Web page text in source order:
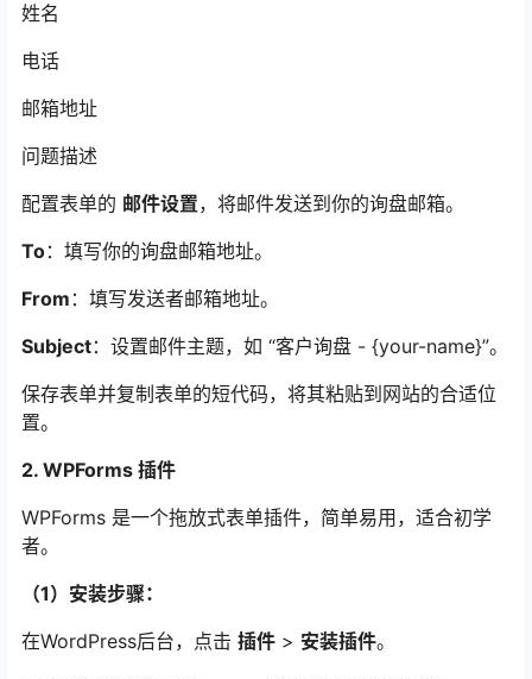
姓名
电话
邮箱地址
问题描述
配置表单的 邮件设置，将邮件发送到你的询盘邮箱。
To：填写你的询盘邮箱地址。
From ：填写发送者邮箱地址。
Subject：设置邮件主题，如 “客户询盘 - {your-name}”。
保存表单并复制表单的短代码，将其粘贴到网站的合适位
置。
2. WPForms 插件
WPForms 是一个拖放式表单插件，简单易用，适合初学
者。
（1）安装步骤：
在WordPress后台，点击 插件 > 安装插件。